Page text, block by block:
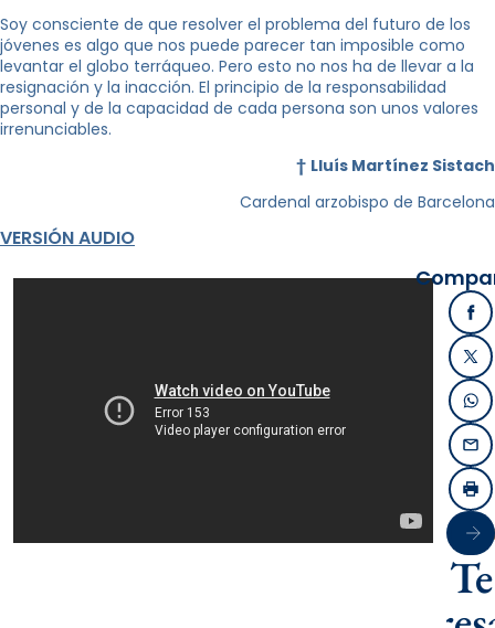
Soy consciente de que resolver el problema del futuro de los
jóvenes es algo que nos puede parecer tan imposible como
levantar el globo terráqueo. Pero esto no nos ha de llevar a la
resignación y la inacción. El principio de la responsabilidad
personal y de la capacidad de cada persona son unos valores
irrenunciables.
† Lluís Martínez Sistach
Cardenal arzobispo de Barcelona
VERSIÓN AUDIO
X
Te